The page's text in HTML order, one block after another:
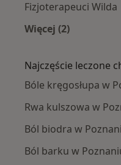
Fizjoterapeuci Wilda
Więcej (2)
Najczęście leczone
Bóle kręgosłupa w
Rwa kulszowa w
Ból biodra w
Ból barku w